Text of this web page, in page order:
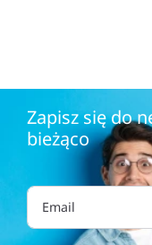
Zapisz się do
bieżąco